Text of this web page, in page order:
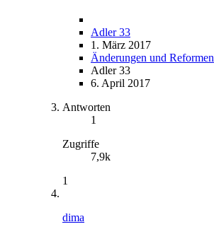
Adler 33
1. März 2017
Änderungen und Reformen
Adler 33
6. April 2017
Antworten
1
Zugriffe
7,9k
1
dima